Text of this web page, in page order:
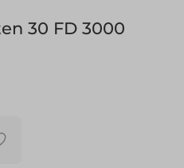
30 FD 3000